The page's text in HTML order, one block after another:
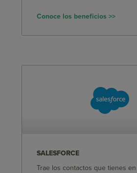
Conoce los beneficios >>
SALESFORCE
Trae los contactos que tienes